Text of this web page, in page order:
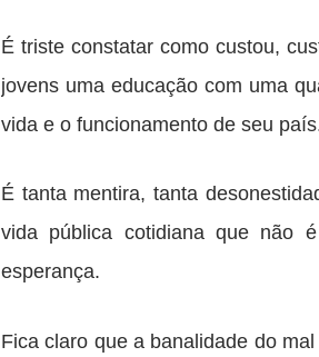
É triste constatar como custou,
jovens uma educação com uma
vida e o funcionamento de seu
É tanta mentira, tanta
vida pública cotidiana que não
esperança.
Fica claro que a banalidade do